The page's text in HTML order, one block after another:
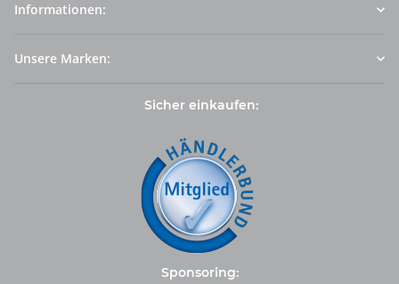
Informationen:
Unsere Marken:
Sicher einkaufen:
Sponsoring: